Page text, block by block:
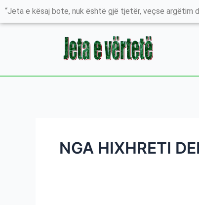
Skip
“Jeta e kësaj bote, nuk është gjë tjetër, veçse argëtim
NGA HIXHRETI
Search